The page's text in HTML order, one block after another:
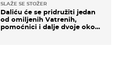
SLAŽE SE STOŽER
Daliću će se pridružiti jedan
od omiljenih Vatrenih,
pomoćnici i dalje dvoje oko